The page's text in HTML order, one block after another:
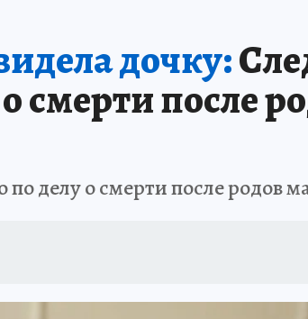
дочку:
смерти после
делу о смерти после родов